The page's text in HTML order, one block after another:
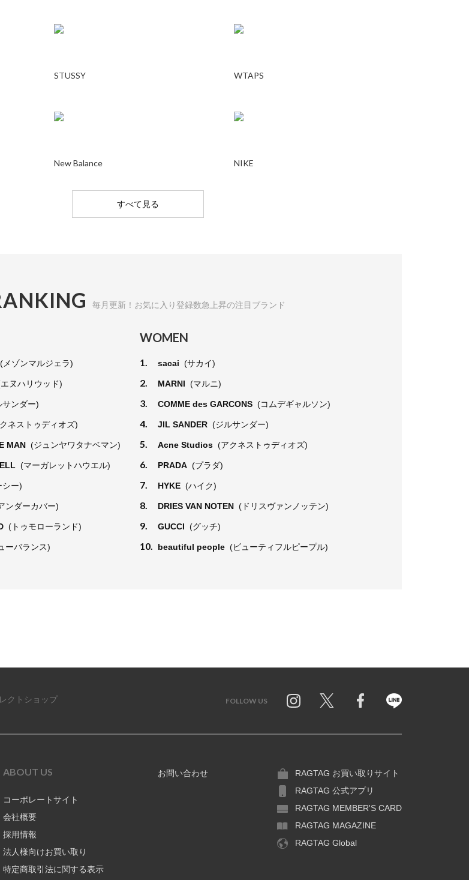
STUSSY WTAPS
New Balance NIKE
すべて見る
毎月更新！お気に入り登録数急上昇の注目ブランド
(メゾンマルジェラ)
ヌハリウッド)
サンダー)
ネストゥディオズ)
MAN (ジュンヤワタナベマン)
(マーガレットハウエル)
シー)
ンダーカバー)
(トゥモローランド)
ーバランス)
WOMEN
1. sacai (サカイ)
2. MARNI (マルニ)
3. COMME des GARCONS (コムデギャルソン)
4. JIL SANDER (ジルサンダー)
5. Acne Studios (アクネストゥディオズ)
6. PRADA (プラダ)
7. HYKE (ハイク)
8. DRIES VAN NOTEN (ドリスヴァンノッテン)
9. GUCCI (グッチ)
10. beautiful people (ビューティフルピープル)
クトショップ FOLLOW US
ABOUT US
コーポレートサイト
会社概要
採用情報
法人様向けお買い取り
特定商取引法に関する表示
お問い合わせ
RAGTAG お買い取りサイト
RAGTAG 公式アプリ
RAGTAG MEMBER'S CARD
RAGTAG MAGAZINE
RAGTAG Global